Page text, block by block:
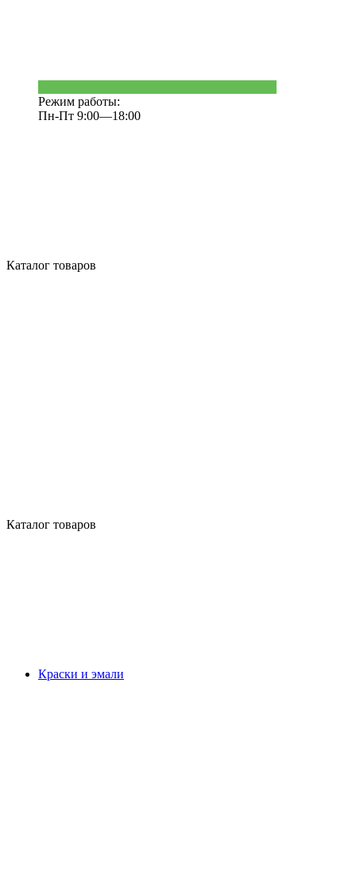
Режим работы:
Пн-Пт 9:00—18:00
Каталог товаров
Каталог товаров
Краски и эмали